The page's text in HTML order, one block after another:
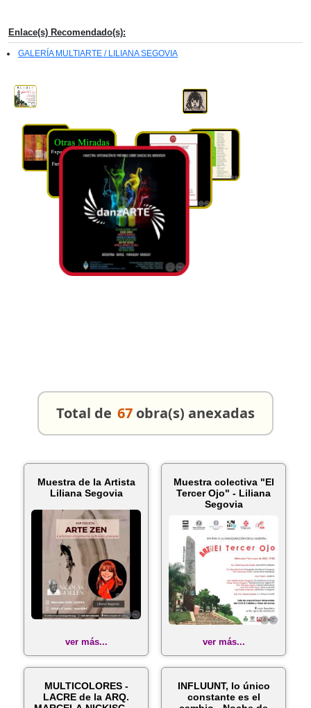
Enlace(s) Recomendado(s):
GALERÍA MULTIARTE / LILIANA SEGOVIA
Total de 67 obra(s) anexadas
Muestra de la Artista
Liliana Segovia
ver más...
Muestra colectiva "El
Tercer Ojo" - Liliana
Segovia
ver más...
MULTICOLORES -
LACRE de la ARQ.
INFLUUNT, lo único
constante es el